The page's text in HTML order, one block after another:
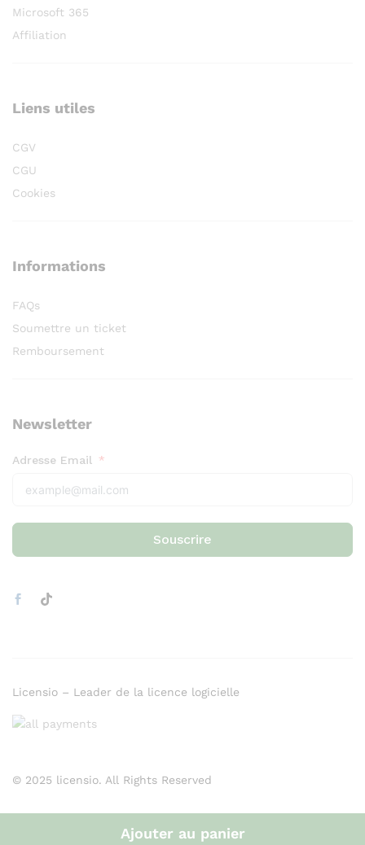
Ajouter au panier
Microsoft 365
Affiliation
Liens utiles
CGV
CGU
Cookies
Informations
FAQs
Soumettre un ticket
Remboursement
Newsletter
Adresse Email
Souscrire
© 2025 licensio. All Rights Reserved
Licensio – Leader de la licence logicielle